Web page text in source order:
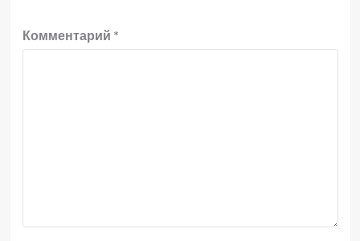
Комментарий *